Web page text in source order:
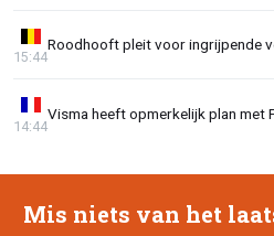
Roodhooft pleit voor ingrijpende
15:44
Visma heeft opmerkelijk plan met
14:44
Mis niets van het